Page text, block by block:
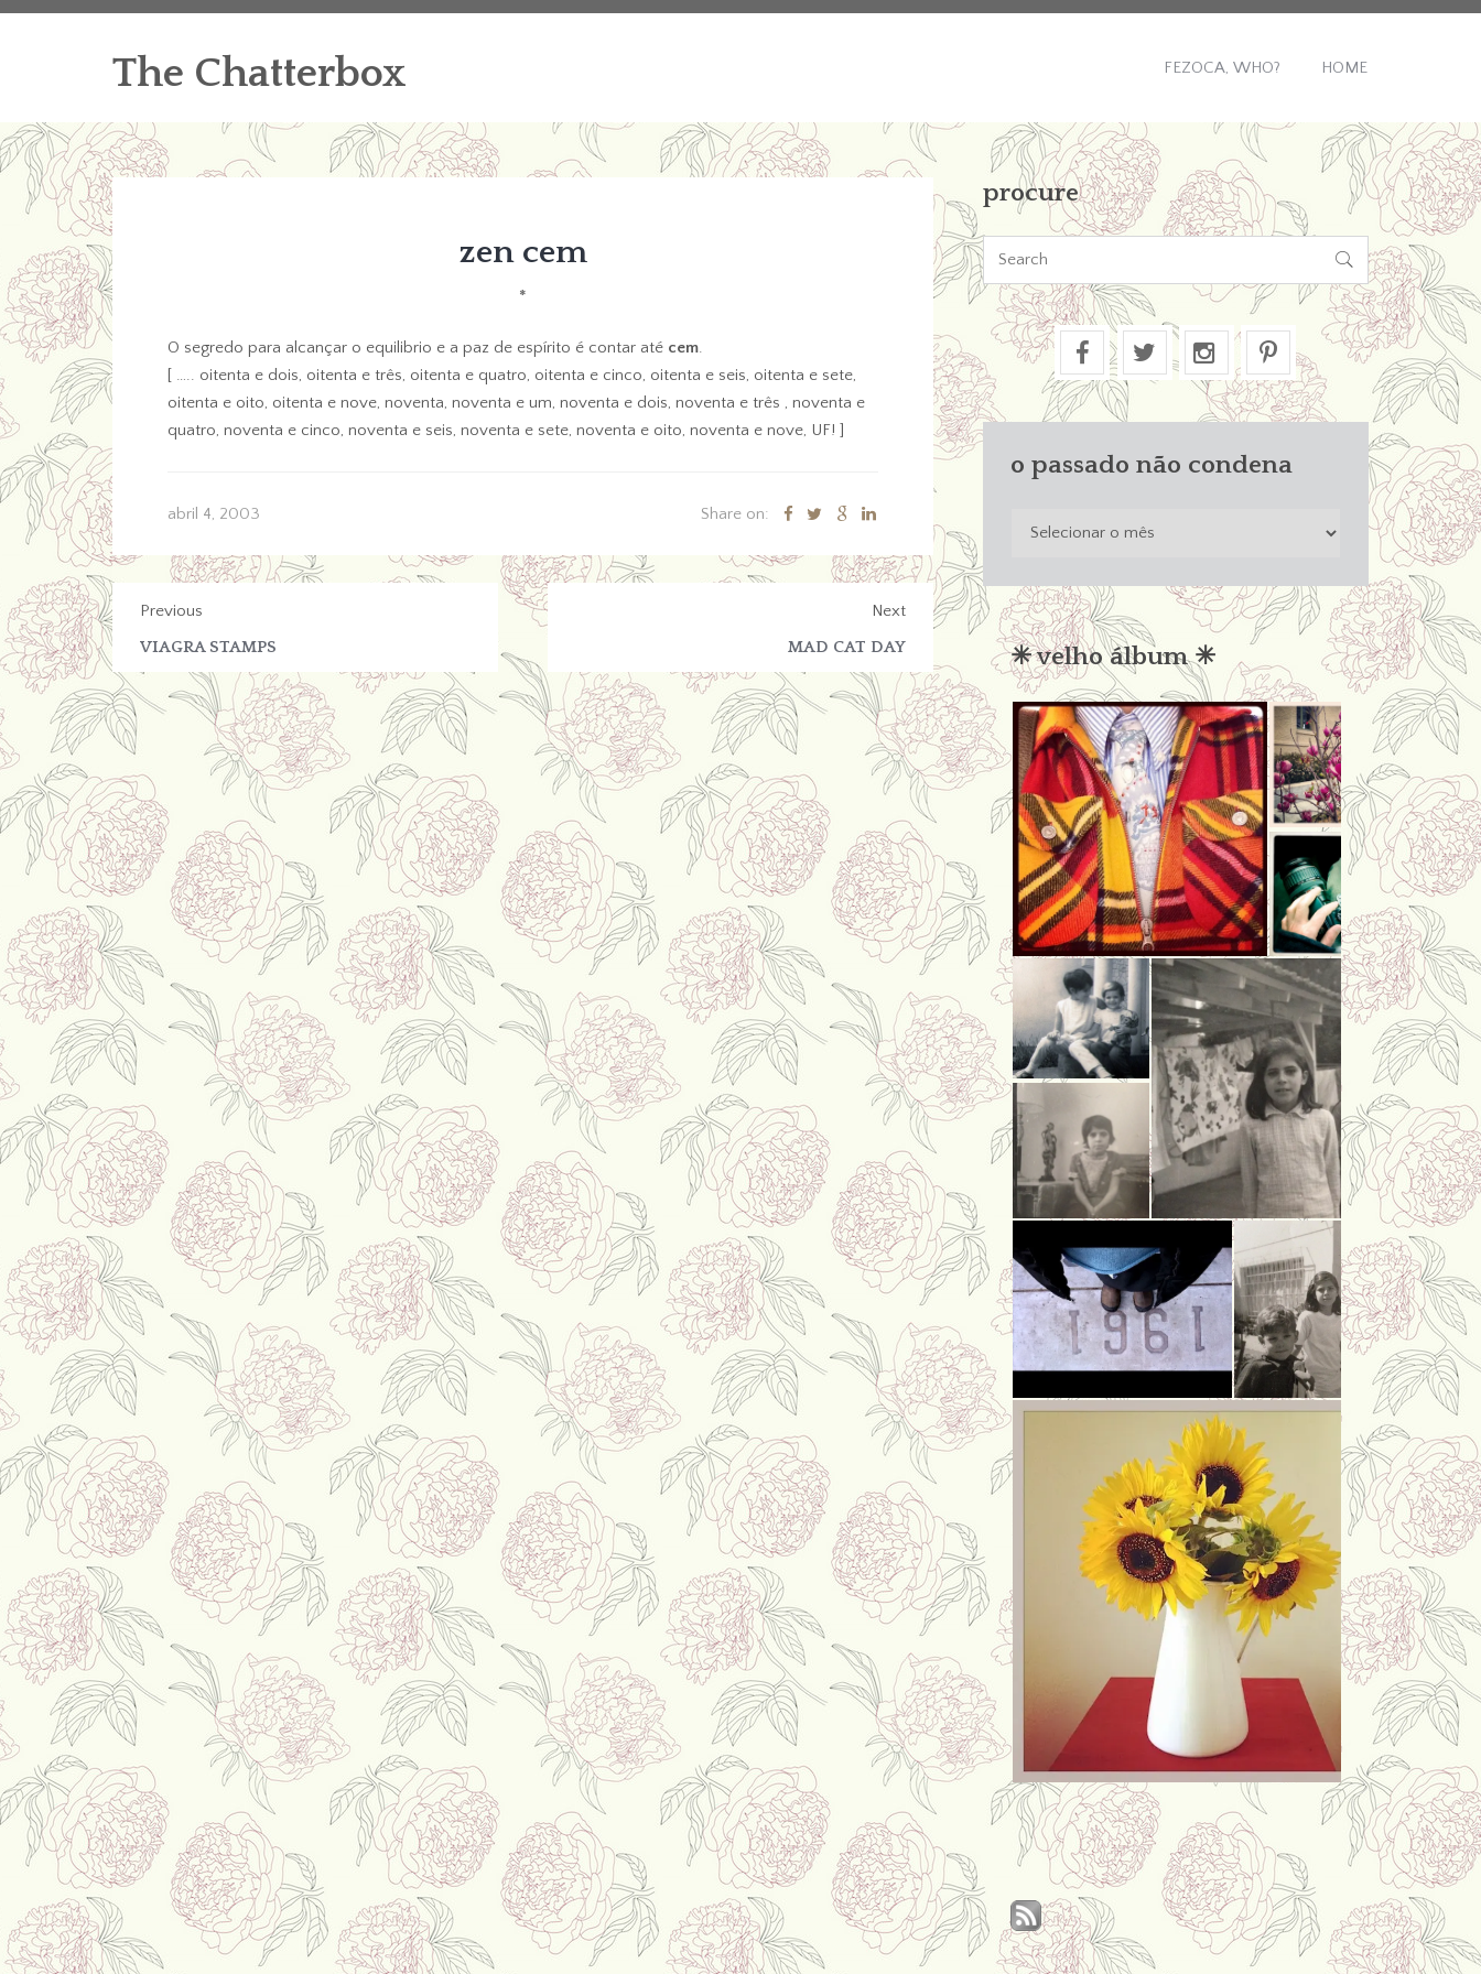
The Chatterbox FEZOCA, WHO? HOME
zen cem
*
O segredo para alcançar o equilibrio e a paz de espírito é contar até cem.
[ ….. oitenta e dois, oitenta e três, oitenta e quatro, oitenta e cinco, oitenta e seis, oitenta e sete,
oitenta e oito, oitenta e nove, noventa, noventa e um, noventa e dois, noventa e três , noventa e
quatro, noventa e cinco, noventa e seis, noventa e sete, noventa e oito, noventa e nove, UF! ]
abril 4, 2003 Share on:
Previous
VIAGRA STAMPS
Next
MAD CAT DAY
procure

o passado não condena
condena
✳︎ velho álbum ✳︎